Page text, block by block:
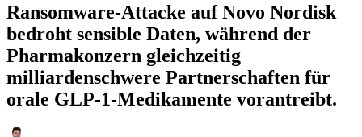
Ransomware-Attacke auf Novo Nordisk
bedroht sensible Daten, während der
Pharmakonzern gleichzeitig
milliardenschwere Partnerschaften für
orale GLP-1-Medikamente vorantreibt.